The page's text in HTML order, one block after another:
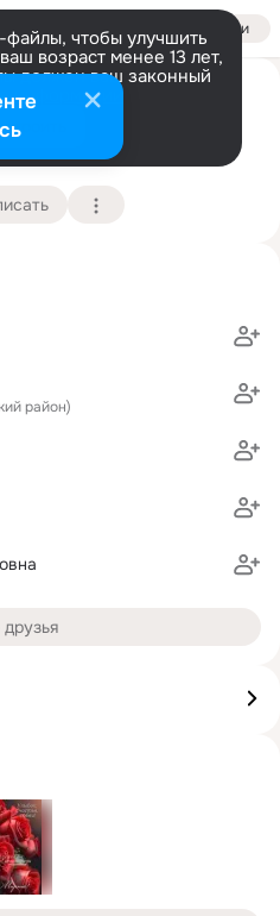
Войти
чтобы улучшить
возраст менее 13 лет,
должен ваш законный
информации
(44 года)
район)